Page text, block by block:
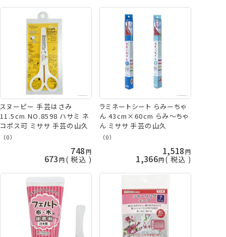
スヌーピー 手芸はさみ
11.5cm NO.8598 ハサミ ネ
コポス可 ミササ 手芸の山久
（0）
748
673 税込
ラミネートシート らみーちゃ
ん 43cm×60cm らみ～ちゃ
ん ミササ 手芸の山久
（0）
1,518
1,366 税込